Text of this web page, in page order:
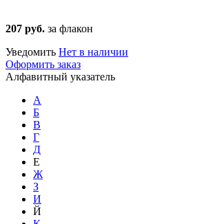
207 руб. за флакон
Уведомить Нет в наличии
Оформить заказ
Алфавитный указатель
А
Б
В
Г
Д
Е
Ж
З
И
Й